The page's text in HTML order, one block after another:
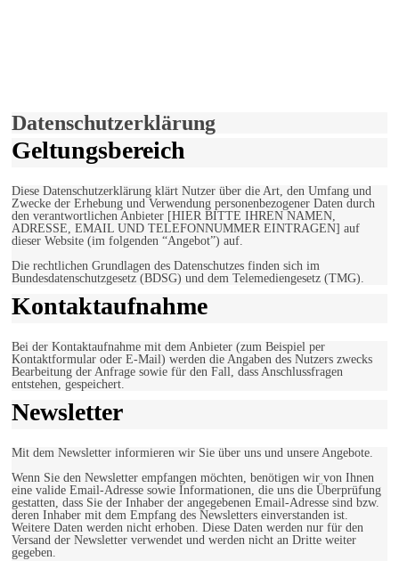
Datenschutzerklärung
Geltungsbereich
Diese Datenschutzerklärung klärt Nutzer über die Art, den Umfang und
Zwecke der Erhebung und Verwendung personenbezogener Daten durch
den verantwortlichen Anbieter [HIER BITTE IHREN NAMEN,
ADRESSE, EMAIL UND TELEFONNUMMER EINTRAGEN] auf
dieser Website (im folgenden “Angebot”) auf.
Die rechtlichen Grundlagen des Datenschutzes finden sich im
Bundesdatenschutzgesetz (BDSG) und dem Telemediengesetz (TMG).
Kontaktaufnahme
Bei der Kontaktaufnahme mit dem Anbieter (zum Beispiel per
Kontaktformular oder E-Mail) werden die Angaben des Nutzers zwecks
Bearbeitung der Anfrage sowie für den Fall, dass Anschlussfragen
entstehen, gespeichert.
Newsletter
Mit dem Newsletter informieren wir Sie über uns und unsere Angebote.
Wenn Sie den Newsletter empfangen möchten, benötigen wir von Ihnen
eine valide Email-Adresse sowie Informationen, die uns die Überprüfung
gestatten, dass Sie der Inhaber der angegebenen Email-Adresse sind bzw.
deren Inhaber mit dem Empfang des Newsletters einverstanden ist.
Weitere Daten werden nicht erhoben. Diese Daten werden nur für den
Versand der Newsletter verwendet und werden nicht an Dritte weiter
gegeben.